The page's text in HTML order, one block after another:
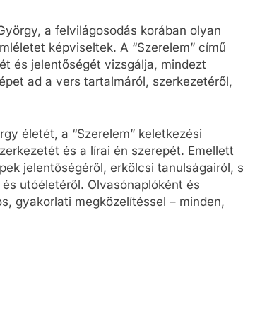
a felvilágosodás korában olyan
képviseltek. A “Szerelem” című
és jelentőségét vizsgálja, mindezt
ad a vers tartalmáról, szerkezetéről,
életét, a “Szerelem” keletkezési
és a lírai én szerepét. Emellett
jelentőségéről, erkölcsi tanulságairól, s
utóéletéről. Olvasónaplóként és
gyakorlati megközelítéssel – minden,